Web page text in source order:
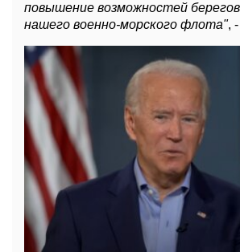
повышение возможностей
нашего военно-морского флота",